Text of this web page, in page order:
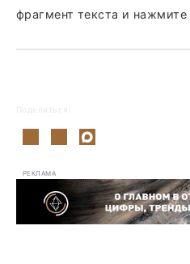
фрагмент текста и нажмите
Поделиться:
РЕКЛАМА